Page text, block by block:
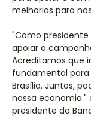
melhorias para
"Como presidente
apoiar a
Acreditamos que
fundamental
Brasília. Juntos,
nossa economia."
presidente do